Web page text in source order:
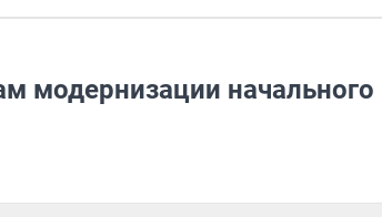
модернизации начального